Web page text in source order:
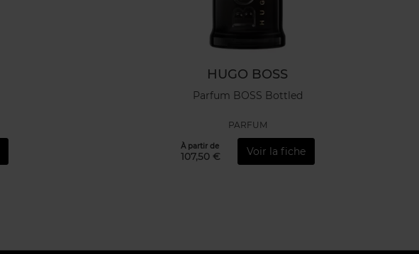
HUGO BOSS
Parfum BOSS Bottled
PARFUM
À partir de
107,50 € Voir la fiche